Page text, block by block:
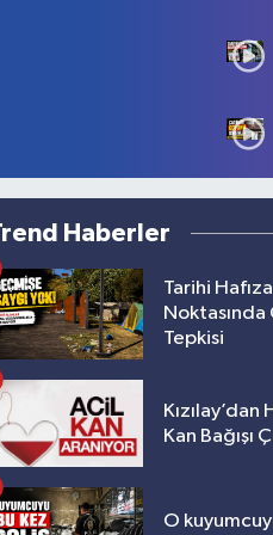
Haberler
Tarihi Hafıza
Noktasında
Tepkisi
Kızılay’dan
Kan Bağışı
O